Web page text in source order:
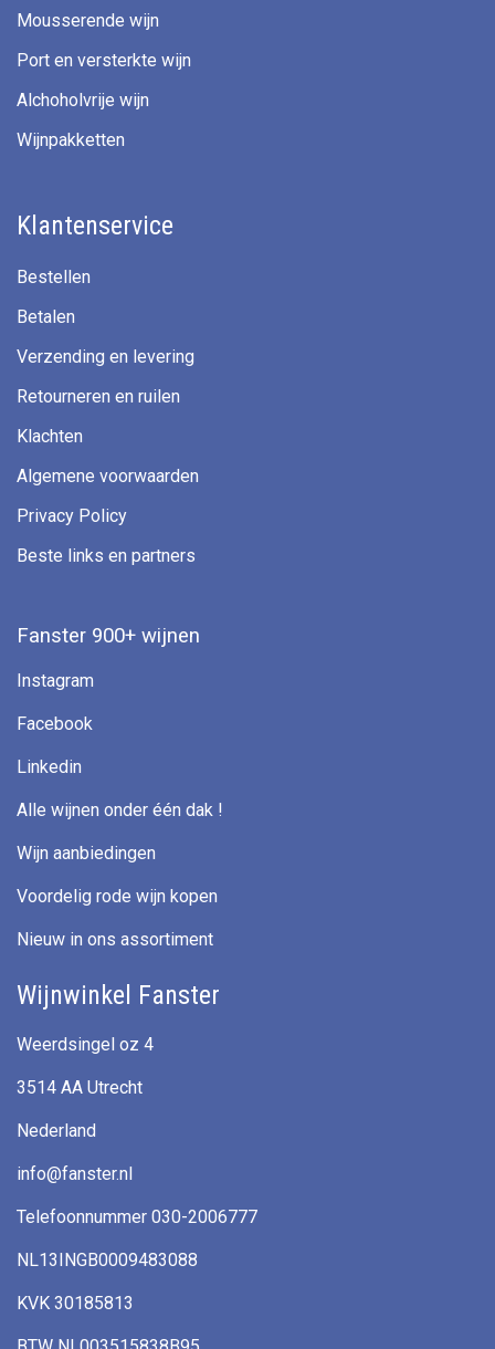
Mousserende wijn
Port en versterkte wijn
Alchoholvrije wijn
Wijnpakketten
Klantenservice
Bestellen
Betalen
Verzending en levering
Retourneren en ruilen
Klachten
Algemene voorwaarden
Privacy Policy
Beste links en partners
Fanster 900+ wijnen
Instagram
Facebook
Linkedin
Alle wijnen onder één dak !
Wijn aanbiedingen
Voordelig rode wijn kopen
Nieuw in ons assortiment
Wijnwinkel Fanster
Weerdsingel oz 4
3514 AA Utrecht
Nederland
info@fanster.nl
Telefoonnummer 030-2006777
NL13INGB0009483088
KVK 30185813